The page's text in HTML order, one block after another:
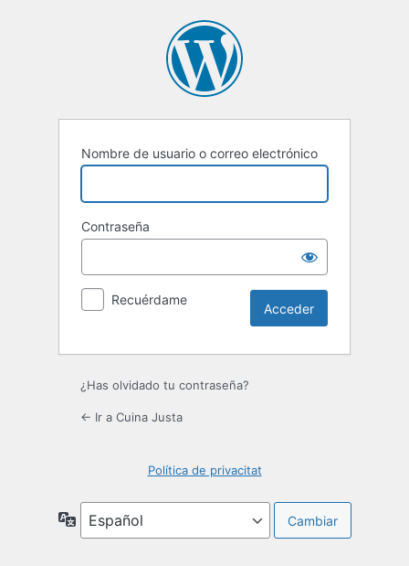
Nombre de usuario o correo electrónico
Contraseña
Recuérdame
¿Has olvidado tu contraseña?
← Ir a Cuina Justa
Política de privacitat
Idioma